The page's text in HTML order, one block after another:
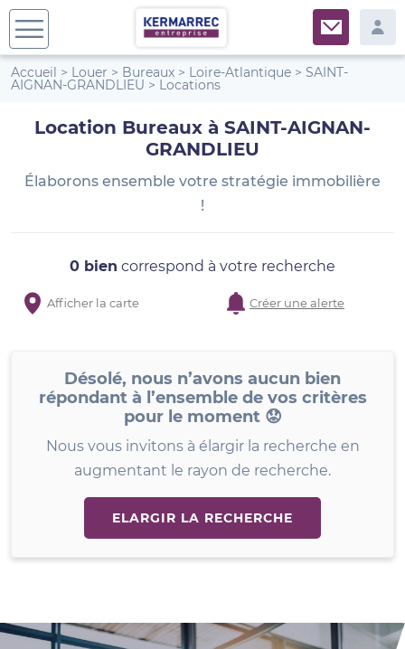
Accueil > Louer > Bureaux > Loire-Atlantique > SAINT-
AIGNAN-GRANDLIEU > Locations
Location Bureaux à SAINT-AIGNAN-
GRANDLIEU
Élaborons ensemble votre stratégie immobilière
!
0 bien correspond à votre recherche
Afficher la carte Créer une alerte
Désolé, nous n’avons aucun bien
répondant à l’ensemble de vos critères
pour le moment 😟
Nous vous invitons à élargir la recherche en
augmentant le rayon de recherche.
ELARGIR LA RECHERCHE